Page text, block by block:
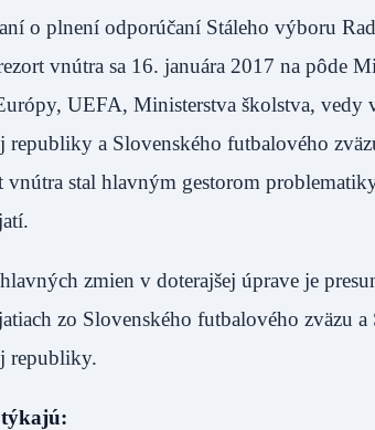
o plnení odporúčaní Stáleho výboru
vnútra sa 16. januára 2017 na pôde
UEFA, Ministerstva školstva,
republiky a Slovenského futbalového
vnútra stal hlavným gestorom
zmien v doterajšej úprave je
zo Slovenského futbalového zväzu
republiky.
týkajú: